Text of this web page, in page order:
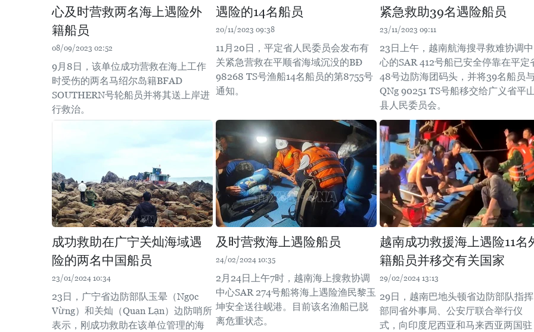
心及时营救两名海上遇险外
籍船员
08/09/2023 02:52
9月8日，该单位成功营救在海上工作
时受伤的两名马绍尔岛籍BFAD
SOUTHERN号轮船员并将其送上岸进
行救治。
遇险的14名船员
20/11/2023 09:38
11月20日，平定省人民委员会发布有
关紧急营救在平顺省海域沉没的BĐ
98268 TS号渔船14名船员的第8755号
通知。 ​
紧急救助39名遇险船员
23/11/2023 09:11
23日上午，越南航海搜寻救难协调中
心的SAR 412号船已安全停靠在平定
48号边防海团码头，并将39名船员
QNg 90251 TS号船移交给广义省平
县人民委员会。
成功救助在广宁关灿海域遇
险的两名中国船员
23/01/2024 10:34
23日，广宁省边防部队玉晕（Ngọc
Vừng）和关灿（Quan Lạn）边防哨所
表示，刚成功救助在该单位管理的海
及时营救海上遇险船员
24/02/2024 10:35
2月24日上午7时，越南海上搜救协调
中心SAR 274号船将海上遇险渔民黎玉
坤安全送往岘港。目前该名渔船已脱
离危重状态。
越南成功救援海上遇险11名
籍船员并移交有关国家
29/02/2024 13:13
29日，越南巴地头顿省边防部队指挥
部同省外事局、公安厅联合举行仪
式，向印度尼西亚和马来西亚两国驻